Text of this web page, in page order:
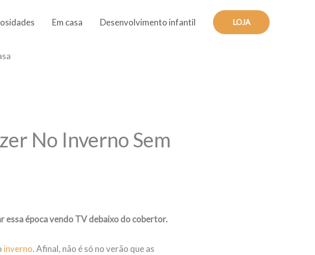
Em casa Desenvolvimento infantil LOJA
No Inverno Sem
essa época vendo TV debaixo do cobertor.
inverno. Afinal, não é só no verão que as